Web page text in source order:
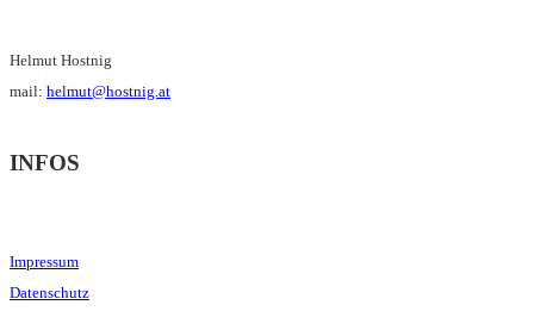
Helmut Hostnig
mail: helmut@hostnig.at
INFOS
Impressum
Datenschutz